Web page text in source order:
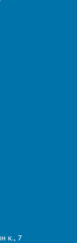
к., 7